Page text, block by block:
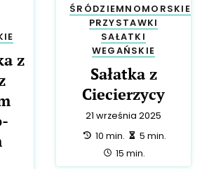
z
ŚRÓDZIEMNOMORSKIE
PRZYSTAWKI
SAŁATKI
WEGAŃSKIE
Sałatka z
Ciecierzycy
21 września 2025
przygotowanie:
10 min. zrobienie:
5 min.
całość:
15 min.